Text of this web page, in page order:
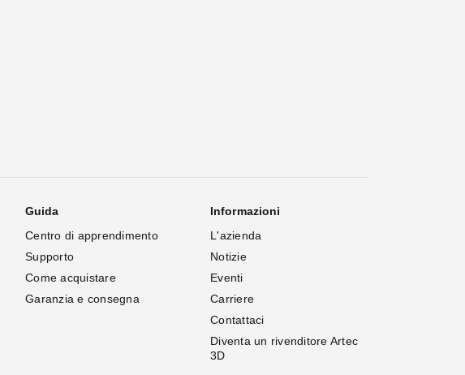
Guida
Centro di apprendimento
Supporto
Come acquistare
Garanzia e consegna
Informazioni
L'azienda
Notizie
Eventi
Carriere
Contattaci
Diventa un rivenditore Artec
3D